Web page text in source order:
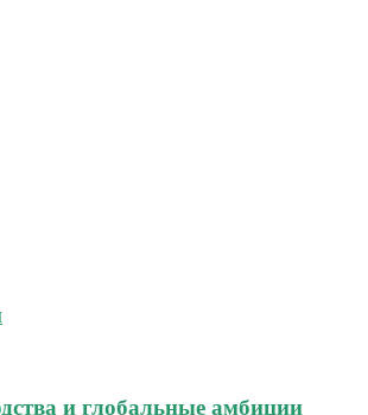
и глобальные амбиции